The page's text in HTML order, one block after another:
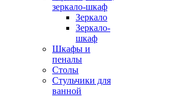
зеркало-шкаф
Зеркало
Зеркало-
шкаф
Шкафы и
пеналы
Столы
Стульчики для
ванной